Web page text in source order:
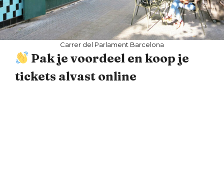
Carrer del Parlament Barcelona
Pak je voordeel en koop je
tickets alvast online